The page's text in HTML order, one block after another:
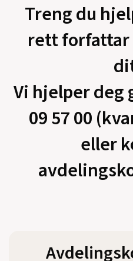
Treng du
rett
Vi hjelper deg
09 57 00
eller